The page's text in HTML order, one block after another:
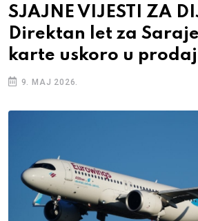
SJAJNE VIJESTI ZA
Direktan let za
karte uskoro u
9. MAJ 2026.